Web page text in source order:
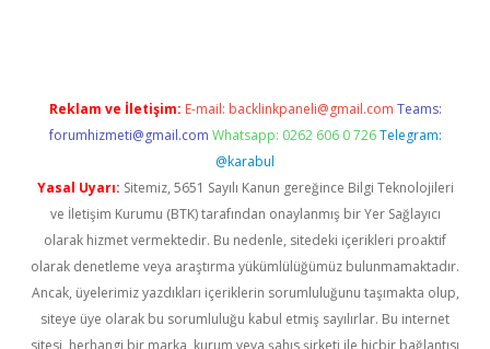
Reklam ve İletişim: E-mail: backlinkpaneli@gmail.com Teams:
forumhizmeti@gmail.com Whatsapp: 0262 606 0 726 Telegram:
@karabul
Yasal Uyarı: Sitemiz, 5651 Sayılı Kanun gereğince Bilgi Teknolojileri
ve İletişim Kurumu (BTK) tarafından onaylanmış bir Yer Sağlayıcı
olarak hizmet vermektedir. Bu nedenle, sitedeki içerikleri proaktif
olarak denetleme veya araştırma yükümlülüğümüz bulunmamaktadır.
Ancak, üyelerimiz yazdıkları içeriklerin sorumluluğunu taşımakta olup,
siteye üye olarak bu sorumluluğu kabul etmiş sayılırlar. Bu internet
sitesi, herhangi bir marka, kurum veya şahıs şirketi ile hiçbir bağlantısı